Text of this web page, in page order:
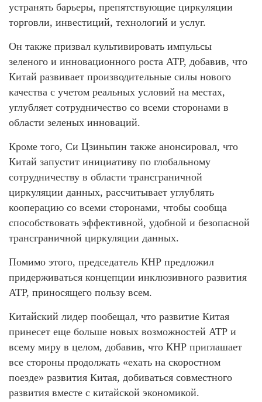
устранять барьеры, препятствующие циркуляции
торговли, инвестиций, технологий и услуг.
Он также призвал культивировать импульсы
зеленого и инновационного роста АТР, добавив, что
Китай развивает производительные силы нового
качества с учетом реальных условий на местах,
углубляет сотрудничество со всеми сторонами в
области зеленых инноваций.
Кроме того, Си Цзиньпин также анонсировал, что
Китай запустит инициативу по глобальному
сотрудничеству в области трансграничной
циркуляции данных, рассчитывает углублять
кооперацию со всеми сторонами, чтобы сообща
способствовать эффективной, удобной и безопасной
трансграничной циркуляции данных.
Помимо этого, председатель КНР предложил
придерживаться концепции инклюзивного развития
АТР, приносящего пользу всем.
Китайский лидер пообещал, что развитие Китая
принесет еще больше новых возможностей АТР и
всему миру в целом, добавив, что КНР приглашает
все стороны продолжать «ехать на скоростном
поезде» развития Китая, добиваться совместного
развития вместе с китайской экономикой.